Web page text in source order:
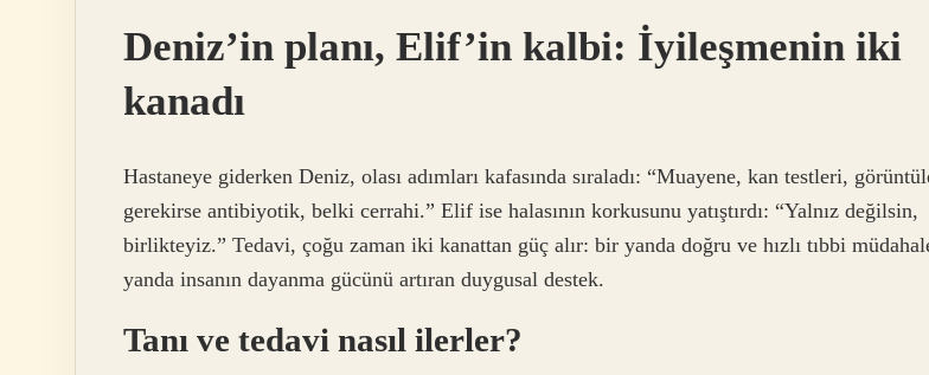
Deniz’in planı, Elif’in kalbi: İyileşmenin iki
kanadı
Hastaneye giderken Deniz, olası adımları kafasında sıraladı: “Muayene, kan testleri,
gerekirse antibiyotik, belki cerrahi.” Elif ise halasının korkusunu yatıştırdı: “Yalnız değilsin,
birlikteyiz.” Tedavi, çoğu zaman iki kanattan güç alır: bir yanda doğru ve hızlı tıbbi
yanda insanın dayanma gücünü artıran duygusal destek.
Tanı ve tedavi nasıl ilerler?